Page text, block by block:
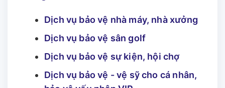
Dịch vụ bảo vệ nhà máy, nhà xưởng
Dịch vụ bảo vệ sân golf
Dịch vụ bảo vệ sự kiện, hội chợ
Dịch vụ bảo vệ - vệ sỹ cho cá nhân,